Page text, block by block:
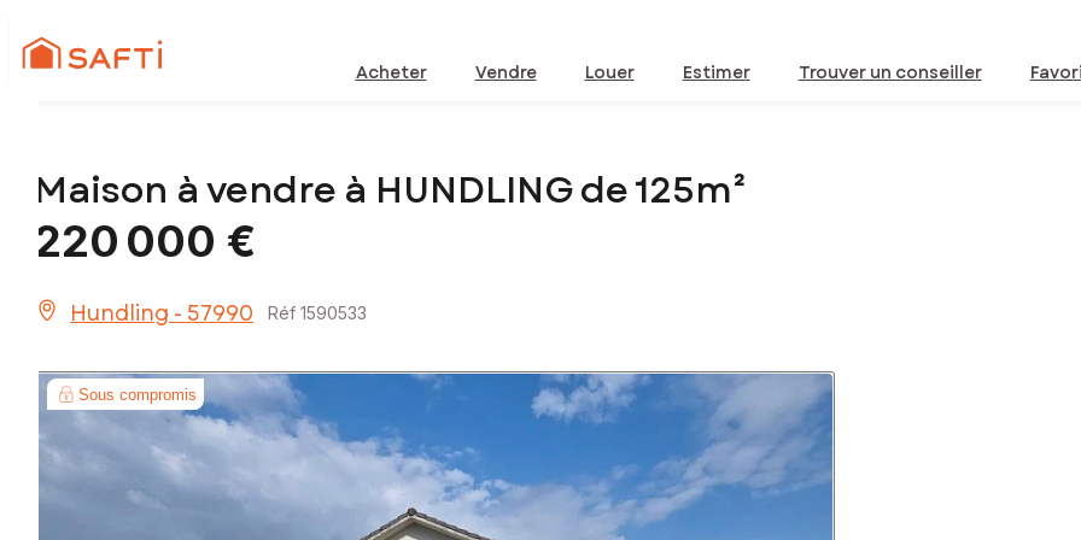
Acheter Vendre Louer Estimer Trouver un conseiller
Maison à vendre à HUNDLING de 125m²
220 000 €
Hundling - 57990 Réf 1590533
Sous compromis